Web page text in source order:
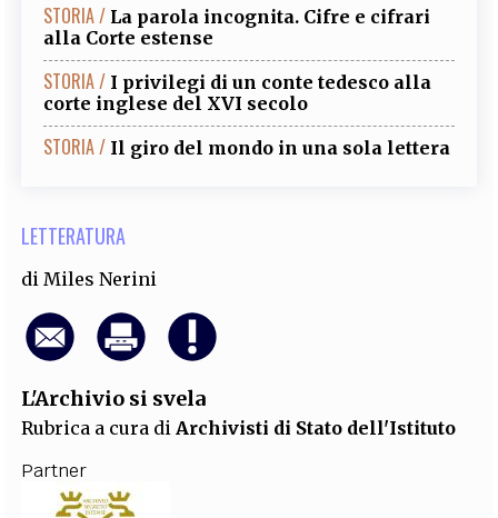
STORIA / La parola incognita. Cifre e cifrari
alla Corte estense
STORIA / I privilegi di un conte tedesco alla
corte inglese del XVI secolo
STORIA / Il giro del mondo in una sola lettera
LETTERATURA
di Miles Nerini
L'Archivio si svela
Rubrica a cura di Archivisti di Stato dell'Istituto
Partner